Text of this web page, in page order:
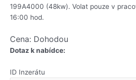
199A4000 (48kw). Volat pouze v
16:00 hod.
Cena: Dohodou
Dotaz k nabídce:
ID Inzerátu